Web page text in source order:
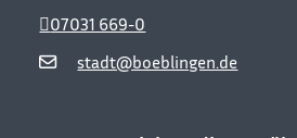
stadt@boeblingen.de
07031 669-0